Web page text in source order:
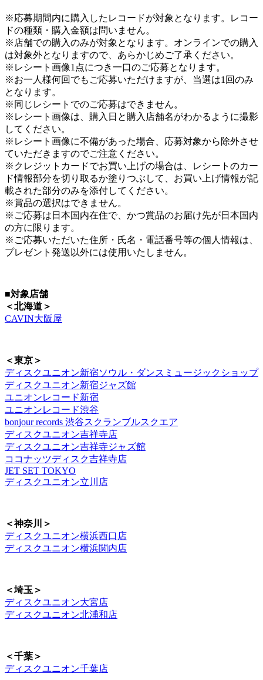
※応募期間内に購入したレコードが対象となります。レコー
ドの種類・購入金額は問いません。
※店舗での購入のみが対象となります。オンラインでの購入
は対象外となりますので、あらかじめご了承ください。
※レシート画像1点につき一口のご応募となります。
※お一人様何回でもご応募いただけますが、当選は1回のみ
となります。
※同じレシートでのご応募はできません。
※レシート画像は、購入日と購入店舗名がわかるように撮影
してください。
※レシート画像に不備があった場合、応募対象から除外させ
ていただきますのでご注意ください。
※クレジットカードでお買い上げの場合は、レシートのカー
ド情報部分を切り取るか塗りつぶして、お買い上げ情報が記
載された部分のみを添付してください。
※賞品の選択はできません。
※ご応募は日本国内在住で、かつ賞品のお届け先が日本国内
の方に限ります。
※ご応募いただいた住所・氏名・電話番号等の個人情報は、
プレゼント発送以外には使用いたしません。
■対象店舗
＜北海道＞
CAVIN大阪屋
＜東京＞
ディスクユニオン新宿ソウル・ダンスミュージックショップ
ディスクユニオン新宿ジャズ館
ユニオンレコード新宿
ユニオンレコード渋谷
bonjour records 渋谷スクランブルスクエア
ディスクユニオン吉祥寺店
ディスクユニオン吉祥寺ジャズ館
ココナッツディスク吉祥寺店
JET SET TOKYO
ディスクユニオン立川店
＜神奈川＞
ディスクユニオン横浜西口店
ディスクユニオン横浜関内店
＜埼玉＞
ディスクユニオン大宮店
ディスクユニオン北浦和店
＜千葉＞
ディスクユニオン千葉店